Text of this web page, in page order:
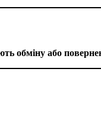
обміну або